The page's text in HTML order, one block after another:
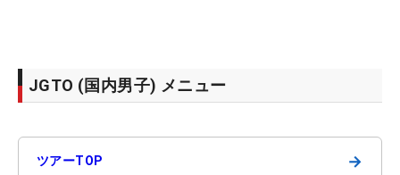
JGTO (国内男子) メニュー
ツアーTOP →